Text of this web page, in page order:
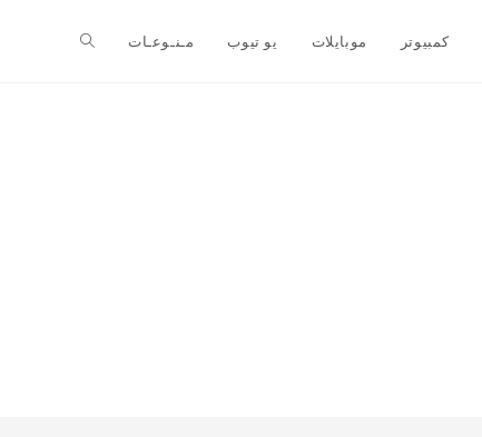
كمبيوتر موبايلات يو تيوب مـنـوعـات